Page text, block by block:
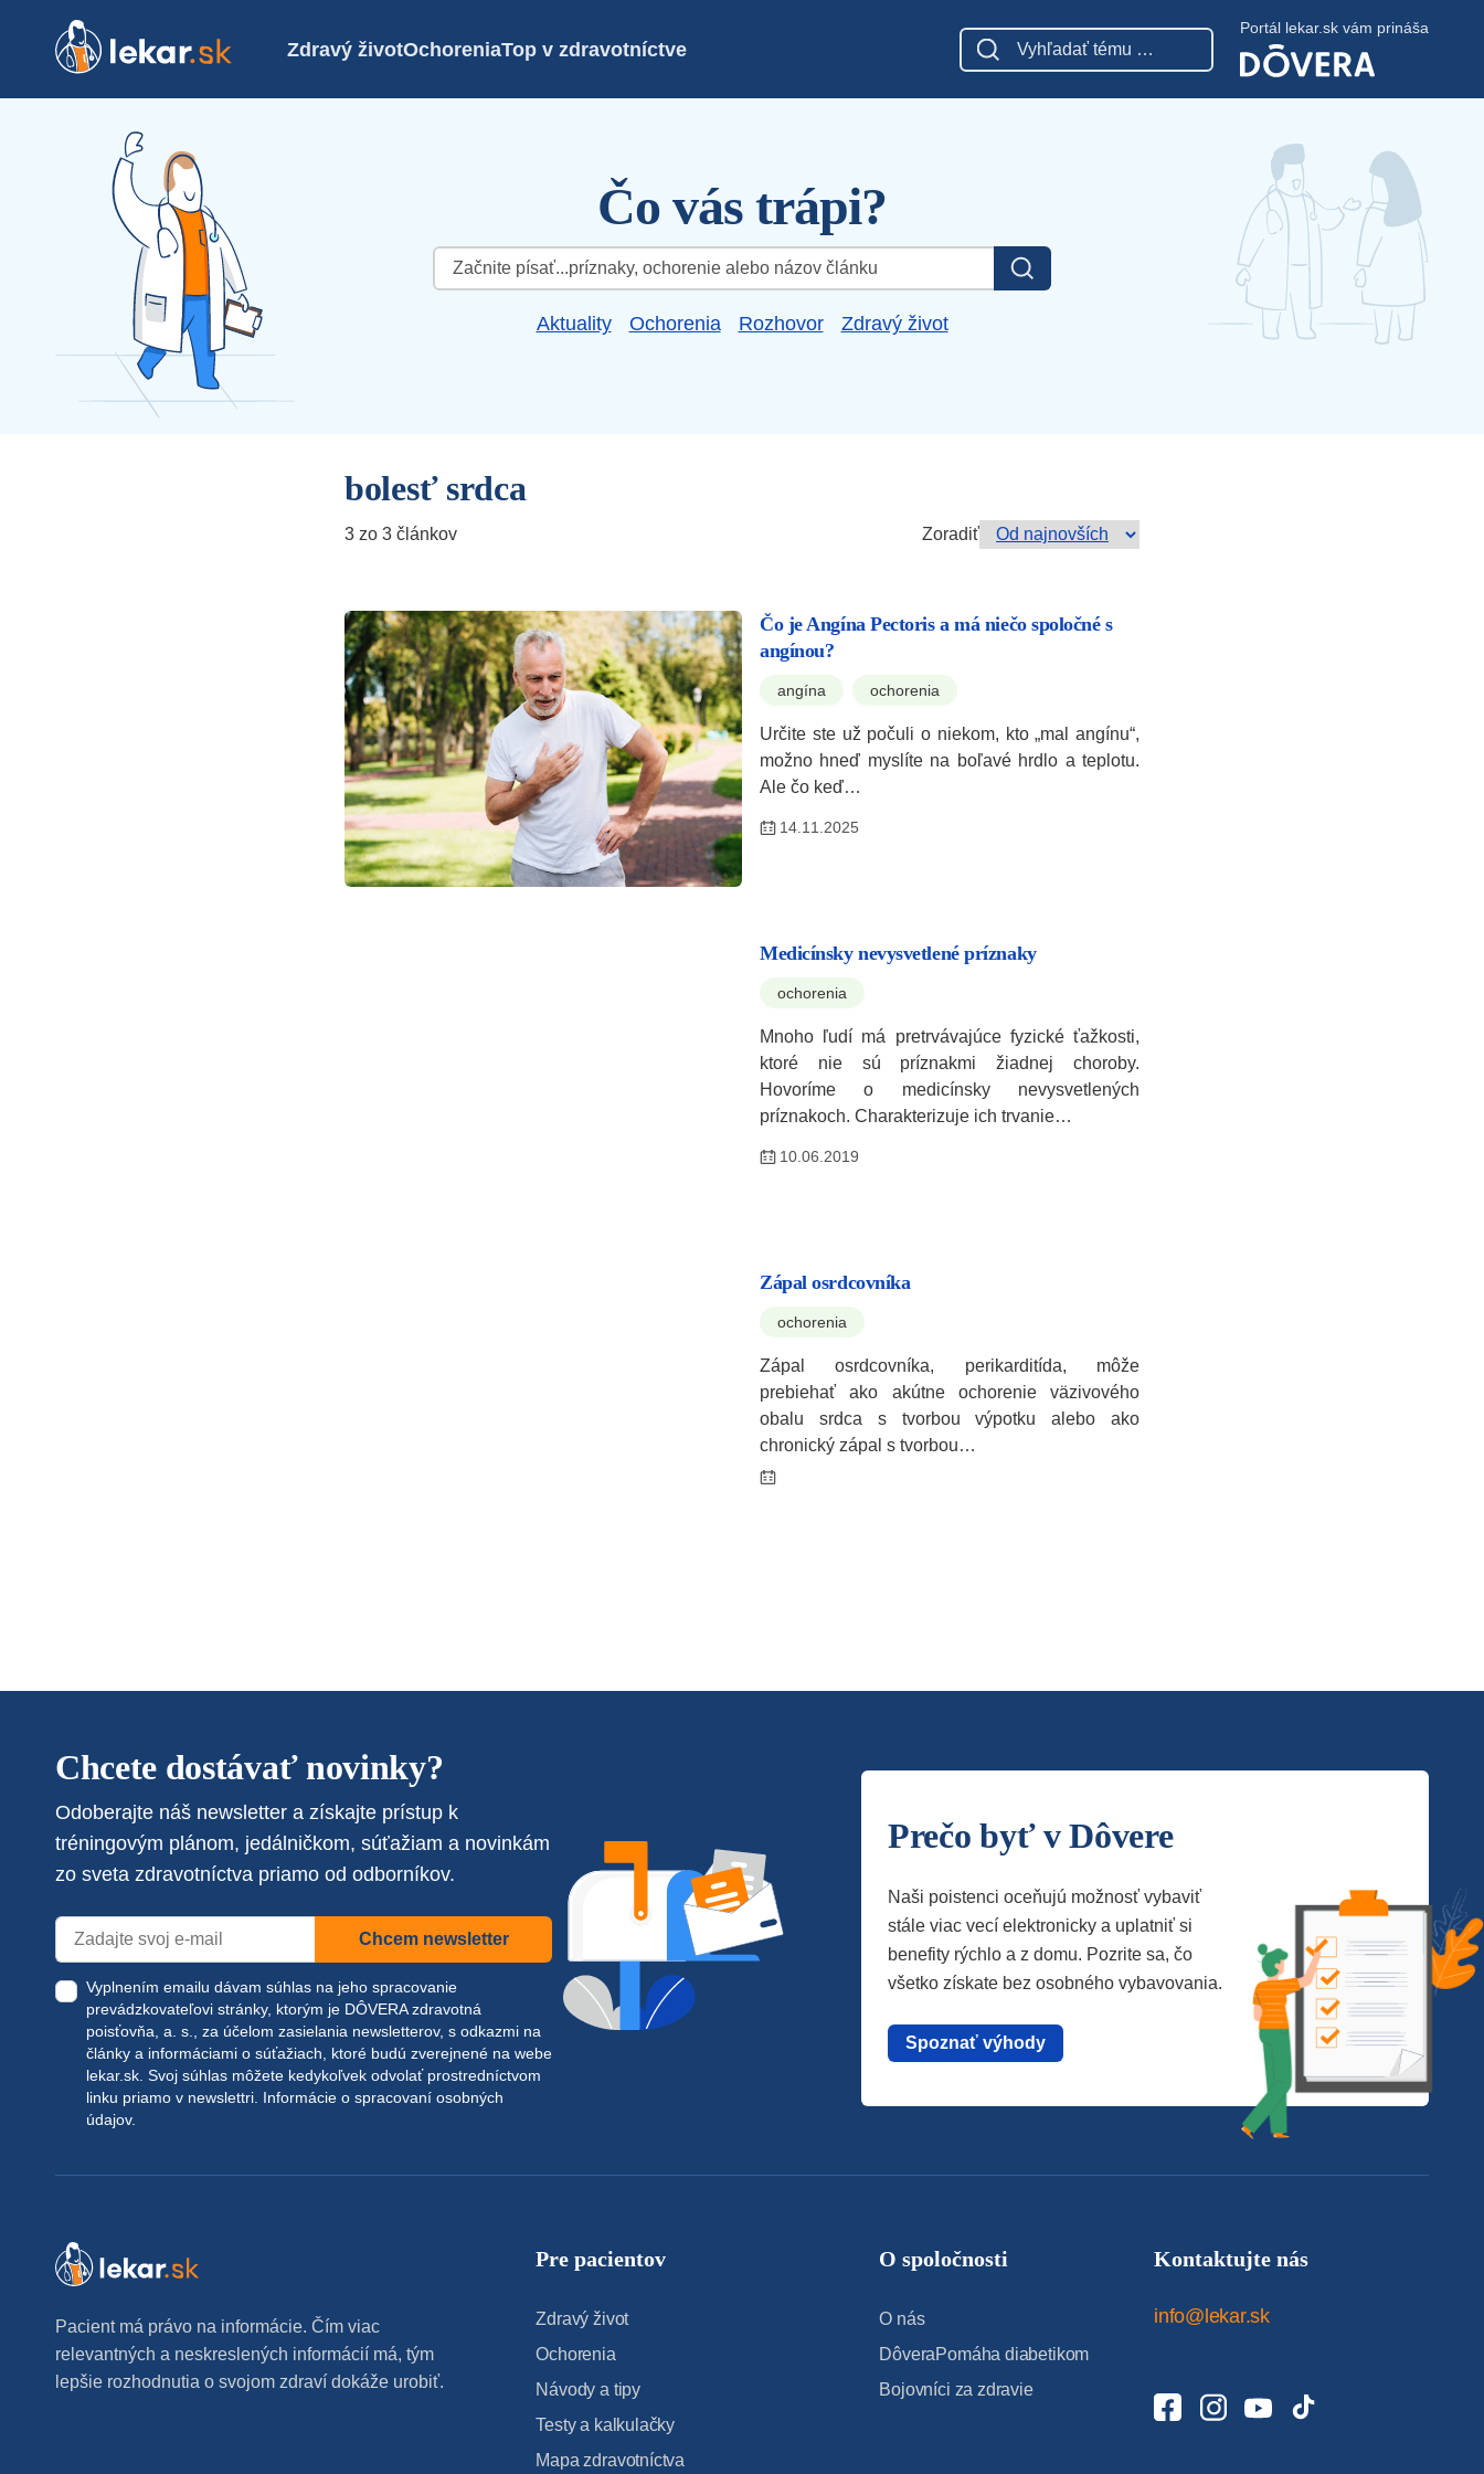
Zdravý životOchoreniaTop v zdravotníctve
Portál lekar.sk vám prináša
Čo vás trápi?
Hľadať:
Aktuality Ochorenia Rozhovor Zdravý život
bolesť srdca
3 zo 3 článkov Zoradiť
Čo je Angína Pectoris a má niečo spoločné s
angínou?
angína ochorenia
Určite ste už počuli o niekom, kto „mal angínu“,
možno hneď myslíte na boľavé hrdlo a teplotu.
Ale čo keď…
14.11.2025
Medicínsky nevysvetlené príznaky
ochorenia
Mnoho ľudí má pretrvávajúce fyzické ťažkosti,
ktoré nie sú príznakmi žiadnej choroby.
Hovoríme o medicínsky nevysvetlených
príznakoch. Charakterizuje ich trvanie…
10.06.2019
Zápal osrdcovníka
ochorenia
Zápal osrdcovníka, perikarditída, môže
prebiehať ako akútne ochorenie väzivového
obalu srdca s tvorbou výpotku alebo ako
chronický zápal s tvorbou…
Chcete dostávať novinky?
Odoberajte náš newsletter a získajte prístup k
tréningovým plánom, jedálničkom, súťažiam a novinkám
zo sveta zdravotníctva priamo od odborníkov.
Chcem newsletter
Vyplnením emailu dávam súhlas na jeho spracovanie
prevádzkovateľovi stránky, ktorým je DÔVERA zdravotná
poisťovňa, a. s., za účelom zasielania newsletterov, s odkazmi na
články a informáciami o súťažiach, ktoré budú zverejnené na webe
lekar.sk . Svoj súhlas môžete kedykoľvek odvolať prostredníctvom
linku priamo v newslettri. Informácie o spracovaní osobných
údajov.
Prečo byť v Dôvere
Naši poistenci oceňujú možnosť vybaviť
stále viac vecí elektronicky a uplatniť si
benefity rýchlo a z domu. Pozrite sa, čo
všetko získate bez osobného vybavovania.
Spoznať výhody
Pacient má právo na informácie. Čím viac
relevantných a neskreslených informácií má, tým
lepšie rozhodnutia o svojom zdraví dokáže urobiť.
Pre pacientov
Zdravý život
Ochorenia
Návody a tipy
Testy a kalkulačky
Mapa zdravotníctva
O spoločnosti
O nás
DôveraPomáha diabetikom
Bojovníci za zdravie
Kontaktujte nás
info@lekar.sk